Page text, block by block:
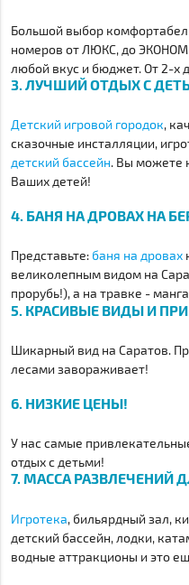
Большой выбор
номеров от ЛЮКС, до
любой вкус и бюджет. От 2-х
3. ЛУЧШИЙ ОТДЫХ С
Детский игровой городок,
сказочные инсталляции,
детский бассейн. Вы можете
Ваших детей!
4. БАНЯ НА ДРОВАХ НА
Представьте: баня на дровах
великолепным видом на
прорубь!), а на травке -
5. КРАСИВЫЕ ВИДЫ И
Шикарный вид на Саратов.
лесами завораживает!
6. НИЗКИЕ ЦЕНЫ!
У нас самые
отдых с детьми!
7. МАССА РАЗВЛЕЧЕНИЙ
Игротека, бильярдный зал,
детский бассейн, лодки,
водные аттракционы и это